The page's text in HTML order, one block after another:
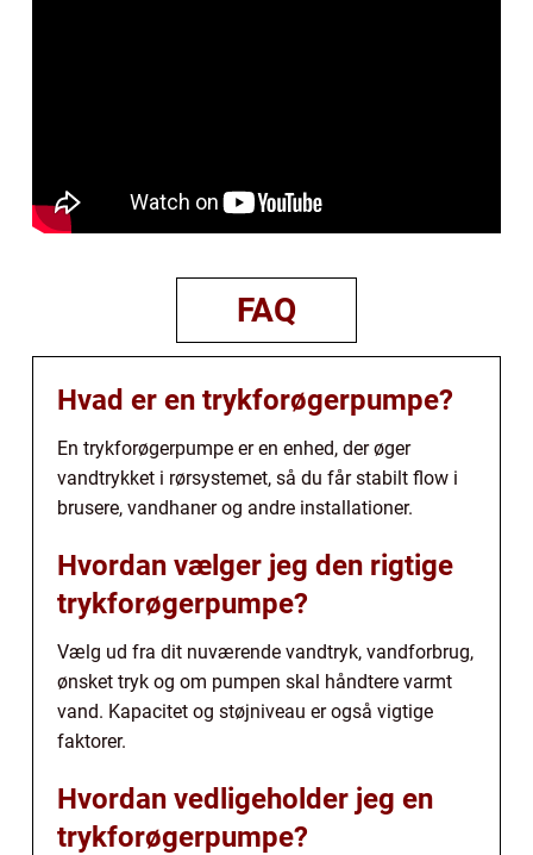
FAQ
Hvad er en trykforøgerpumpe?
En trykforøgerpumpe er en enhed, der øger
vandtrykket i rørsystemet, så du får stabilt flow i
brusere, vandhaner og andre installationer.
Hvordan vælger jeg den rigtige
trykforøgerpumpe?
Vælg ud fra dit nuværende vandtryk, vandforbrug,
ønsket tryk og om pumpen skal håndtere varmt
vand. Kapacitet og støjniveau er også vigtige
faktorer.
Hvordan vedligeholder jeg en
trykforøgerpumpe?